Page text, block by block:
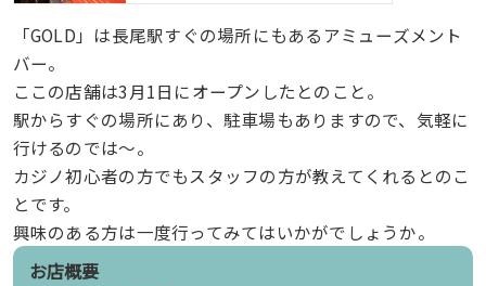
「GOLD」は長尾駅すぐの場所にもあるアミューズメント
バー。
ここの店舗は3月1日にオープンしたとのこと。
駅からすぐの場所にあり、駐車場もありますので、気軽に
行けるのでは〜。
カジノ初心者の方でもスタッフの方が教えてくれるとのこ
とです。
興味のある方は一度行ってみてはいかがでしょうか。
お店概要